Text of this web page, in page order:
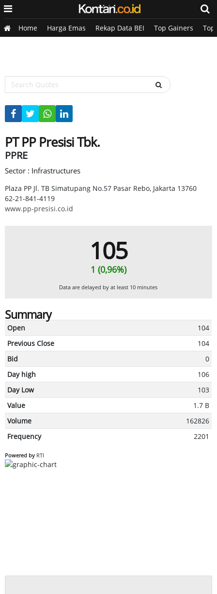
Home Harga Emas Rekap Data BEI Top Gainers Top
PT PP Presisi Tbk.
PPRE
Sector : Infrastructures
Plaza PP Jl. TB Simatupang No.57 Pasar Rebo, Jakarta 13760
62-21-841-4119
www.pp-presisi.co.id
105
1 (0,96%)
Data are delayed by at least 10 minutes
Summary
Open
104
Previous Close
104
Bid
0
Day high
106
Day Low
103
Value
1.7 B
Volume
162826
Frequency
2201
Powered by RTI